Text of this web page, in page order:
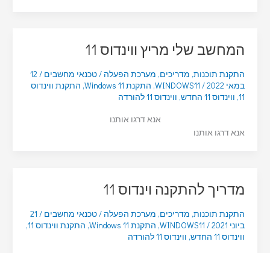
המחשב שלי מריץ ווינדוס 11
התקנת תוכנות, מדריכים, מערכת הפעלה /טכנאי מחשבים /
12
במאי 2022
/
WINDOWS11
, התקנת Windows 11 , התקנת ווינדוס
11
, ווינדוס 11 החדש , ווינדוס 11 להורדה
אנא דרגו אותנו
אנא דרגו אותנו
מדריך להתקנה וינדוס 11
התקנת תוכנות, מדריכים, מערכת הפעלה /טכנאי מחשבים /
21
ביוני 2021
/
WINDOWS11
, התקנת Windows 11 , התקנת ווינדוס 11
,
ווינדוס 11 החדש
, ווינדוס 11 להורדה